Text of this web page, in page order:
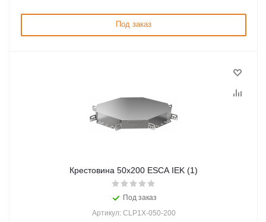
Под заказ
Крестовина 50х200 ESCA IEK (1)
Под заказ
Артикул: CLP1X-050-200